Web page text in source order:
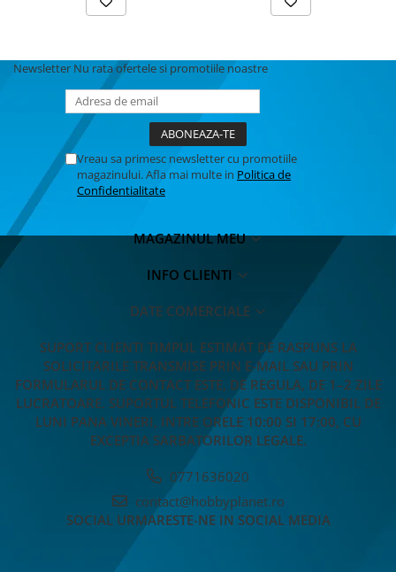
Newsletter Nu rata ofertele si promotiile noastre
Vreau sa primesc newsletter cu promotiile
magazinului. Afla mai multe in Politica de
Confidentialitate
MAGAZINUL MEU
INFO CLIENTI
DATE COMERCIALE
SUPORT CLIENTI TIMPUL ESTIMAT DE RASPUNS LA
SOLICITARILE TRANSMISE PRIN E-MAIL SAU PRIN
FORMULARUL DE CONTACT ESTE, DE REGULA, DE 1–2 ZILE
LUCRATOARE. SUPORTUL TELEFONIC ESTE DISPONIBIL DE
LUNI PANA VINERI, INTRE ORELE 10:00 SI 17:00, CU
EXCEPTIA SARBATORILOR LEGALE.
0771636020
contact@hobbyplanet.ro
SOCIAL URMARESTE-NE IN SOCIAL MEDIA